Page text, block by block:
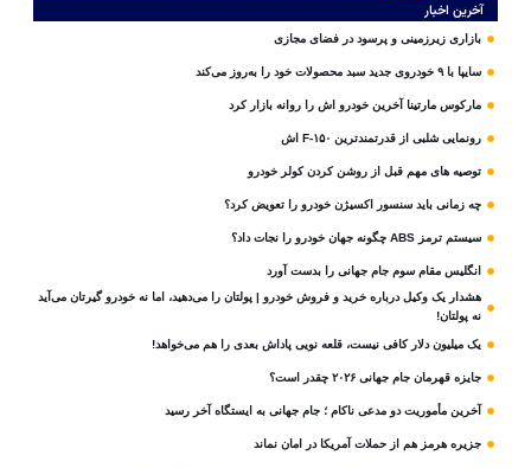
آخرین اخبار
بازاری زیرزمینی و پرسود در فضای مجازی
سایپا با ۹ خودروی جدید سبد محصولات خود را به‌روز می‌کند
مارکوس مارتینا آخرین خودرو اش را روانه بازار کرد
رونمایی شلبی از قدرتمندترین F-۱۵۰ اش
توصیه های مهم قبل از روشن کردن کولر خودرو
چه زمانی باید سنسور اکسیژن خودرو را تعویض کرد؟
سیستم ترمز ABS چگونه جهان خودرو را نجات داد؟
انگلیس مقام سوم جام‌ جهانی را بدست آورد
هشدار یک وکیل درباره خرید و فروش خودرو | پولتان را می‌دهید، اما نه خودرو گیرتان می‌آید
نه پولتان!
یک میلیون دلار کافی نیست، قلعه‌ نویی پاداش بعدی را هم می‌خواهد!
جایزه قهرمان جام جهانی ۲۰۲۶ چقدر است؟
آخرین مأموریت دو مدعی ناکام ؛ جام جهانی به ایستگاه آخر رسید
جزیره هرمز هم از حملات آمریکا در امان نماند